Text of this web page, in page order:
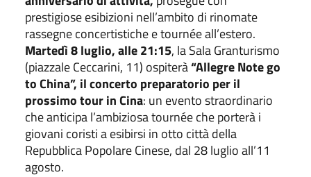
prestigiose esibizioni nell’ambito di rinomate
rassegne concertistiche e tournée all’estero.
Martedì 8 luglio, alle 21:15, la Sala Granturismo
(piazzale Ceccarini, 11) ospiterà“Allegre Note go
to China”, il concerto preparatorio per il
prossimo tour in Cina: un evento straordinario
che anticipa l’ambiziosa tournée che porterà i
giovani coristi a esibirsi in otto città della
Repubblica Popolare Cinese, dal 28 luglio all’11
agosto.